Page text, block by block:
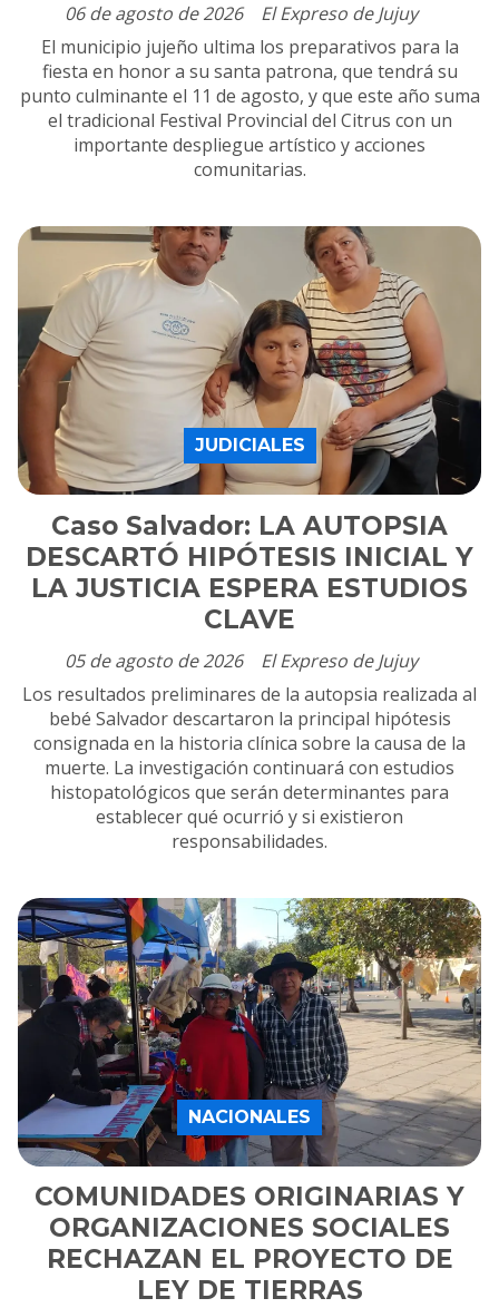
El Expreso de Jujuy
06 de agosto de 2026
El municipio jujeño ultima los preparativos para la
fiesta en honor a su santa patrona, que tendrá su
punto culminante el 11 de agosto, y que este año suma
el tradicional Festival Provincial del Citrus con un
importante despliegue artístico y acciones
comunitarias.
Caso Salvador: LA AUTOPSIA
DESCARTÓ HIPÓTESIS INICIAL Y
LA JUSTICIA ESPERA ESTUDIOS
CLAVE
El Expreso de Jujuy
JUDICIALES
05 de agosto de 2026
Los resultados preliminares de la autopsia realizada al
bebé Salvador descartaron la principal hipótesis
consignada en la historia clínica sobre la causa de la
muerte. La investigación continuará con estudios
histopatológicos que serán determinantes para
establecer qué ocurrió y si existieron
responsabilidades.
COMUNIDADES ORIGINARIAS Y
ORGANIZACIONES SOCIALES
RECHAZAN EL PROYECTO DE
LEY DE TIERRAS
NACIONALES